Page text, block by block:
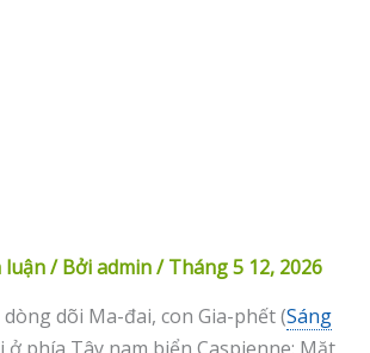
luận/ Bởiadmin/Tháng 5 12, 2026
dõi Ma-đai, con Gia-phết (Sáng
ở phía Tây nam biển Caspienne; Mặt